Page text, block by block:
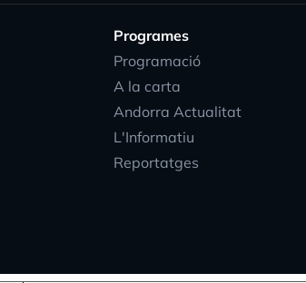
Programes
Programació
A la carta
Andorra Actualitat
L'Informatiu
Reportatges